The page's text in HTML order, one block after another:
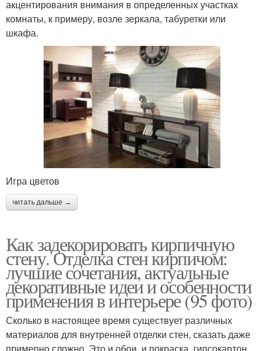
акцентирования внимания в определенных участках
комнаты, к примеру, возле зеркала, табуретки или
шкафа.
Игра цветов
читать дальше →
Как задекорировать кирпичную
стену. Отделка стен кирпичом:
лучшие сочетания, актуальные
декоративные идеи и особенности
применения в интерьере (95 фото)
Сколько в настоящее время существует различных
материалов для внутренней отделки стен, сказать даже
примерно сложно. Это и обои, и покраска, гипсокартон,